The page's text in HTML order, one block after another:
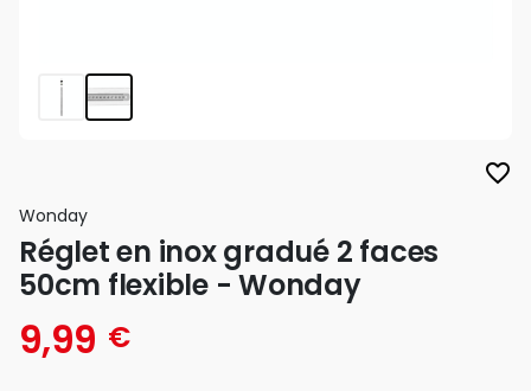
favorite_border
Wonday
Réglet en inox gradué 2 faces
50cm flexible - Wonday
9,99 €